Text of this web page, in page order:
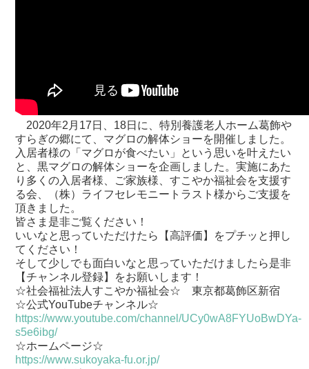
2020年2月17日、18日に、特別養護老人ホーム葛飾や
すらぎの郷にて、マグロの解体ショーを開催しました。
入居者様の「マグロが食べたい」という思いを叶えたい
と、黒マグロの解体ショーを企画しました。実施にあた
り多くの入居者様、ご家族様、すこやか福祉会を支援す
る会、（株）ライフセレモニートラスト様からご支援を
頂きました。
皆さま是非ご覧ください！
いいなと思っていただけたら【高評価】をプチッと押し
てください！
そして少しでも面白いなと思っていただけましたら是非
【チャンネル登録】をお願いします！
☆社会福祉法人すこやか福祉会☆ 東京都葛飾区新宿
☆公式YouTubeチャンネル☆
https://www.youtube.com/channel/UCy0wA8FYUoBwDYa-
s5e6ibg/
☆ホームページ☆
https://www.sukoyaka-fu.or.jp/